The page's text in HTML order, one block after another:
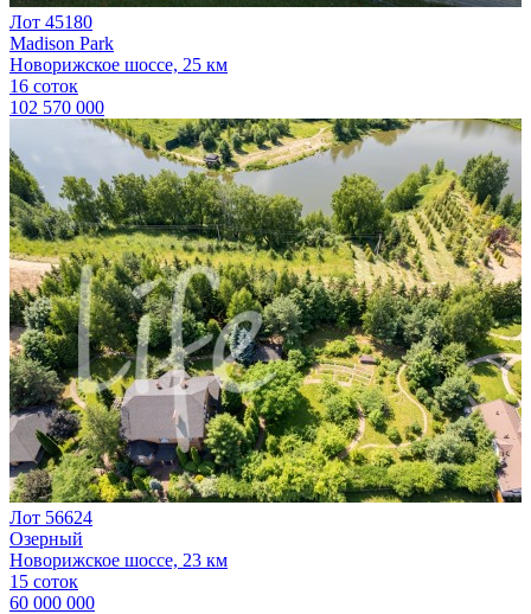
Лот 45180
Madison Park
Новорижское шоссе, 25 км
16 соток
102 570 000
Лот 56624
Озерный
Новорижское шоссе, 23 км
15 соток
60 000 000